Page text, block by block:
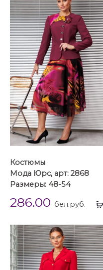
Костюмы
Мода Юрс, арт: 2868
Размеры: 48-54
286.00 бел.руб.